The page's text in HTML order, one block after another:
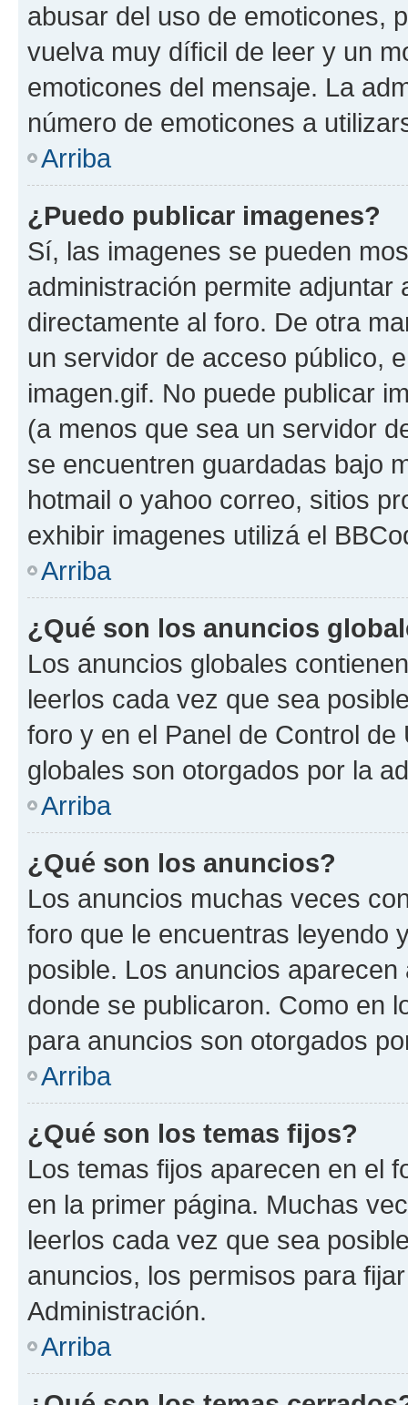
abusar del uso de emoticones,
vuelva muy díficil de leer y un
emoticones del mensaje. La
número de emoticones a
Arriba
¿Puedo publicar imagenes?
Sí, las imagenes se pueden
administración permite
directamente al foro. De otra
un servidor de acceso público,
imagen.gif. No puede publicar
(a menos que sea un servidor
se encuentren guardadas bajo
hotmail o yahoo correo, sitios
exhibir imagenes utilizá el
Arriba
¿Qué son los anuncios
Los anuncios globales
leerlos cada vez que sea
foro y en el Panel de Control
globales son otorgados por la
Arriba
¿Qué son los anuncios?
Los anuncios muchas veces
foro que le encuentras leyendo
posible. Los anuncios
donde se publicaron. Como en
para anuncios son otorgados
Arriba
¿Qué son los temas fijos?
Los temas fijos aparecen en el
en la primer página. Muchas
leerlos cada vez que sea
anuncios, los permisos para
Administración.
Arriba